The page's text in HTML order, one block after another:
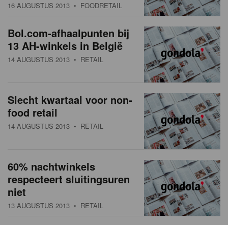
16 AUGUSTUS 2013 • FOODRETAIL
Bol.com-afhaalpunten bij
13 AH-winkels in België
14 AUGUSTUS 2013 • RETAIL
Slecht kwartaal voor non-
food retail
14 AUGUSTUS 2013 • RETAIL
60% nachtwinkels
respecteert sluitingsuren
niet
13 AUGUSTUS 2013 • RETAIL